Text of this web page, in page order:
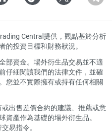
Central提供，觀點基於分析
的投資目標和財務狀況。
部資金。場外衍生品交易並不適
仔細閱讀我們的法律文件，並確
您並不實際擁有或持有任何相關
出售差價合約的建議、推薦或意
資產作為基礎的場外衍生品。
易指令。